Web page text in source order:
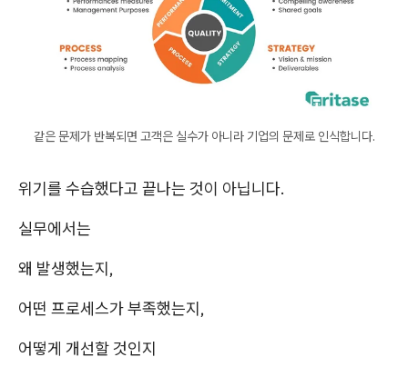
같은 문제가 반복되면 고객은 실수가 아니라 기업의 문제로 인식합니다.
위기를 수습했다고 끝나는 것이 아닙니다.
실무에서는
왜 발생했는지,
어떤 프로세스가 부족했는지,
어떻게 개선할 것인지